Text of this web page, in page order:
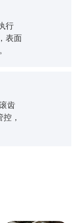
行
表面
齿
，